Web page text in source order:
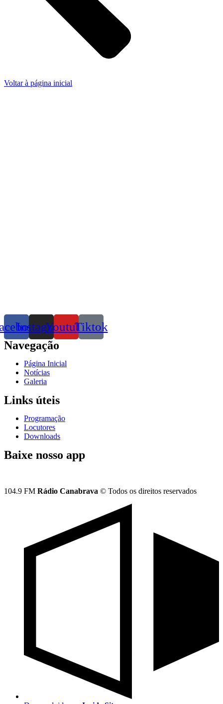
Voltar à página inicial
InstagramYoutubeTiktok
Navegação
Página Inicial
Notícias
Galeria
Links úteis
Programação
Locutores
Downloads
Baixe nosso app
104.9 FM Rádio Canabrava © Todos os direitos reservados